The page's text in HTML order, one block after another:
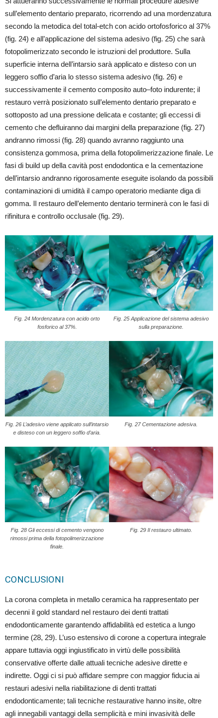
sull’elemento dentario preparato, ricorrendo ad una mordenzatura
secondo la metodica del total-etch con acido ortofosforico al 37%
(fig. 24) e all’applicazione del sistema adesivo (fig. 25) che sarà
fotopolimerizzato secondo le istruzioni del produttore. Sulla
superficie interna dell’intarsio sarà applicato e disteso con un
leggero soffio d’aria lo stesso sistema adesivo (fig. 26) e
successivamente il cemento composito auto–foto indurente; il
restauro verrà posizionato sull’elemento dentario preparato e
sottoposto ad una pressione delicata e costante; gli eccessi di
cemento che defluiranno dai margini della preparazione (fig. 27)
andranno rimossi (fig. 28) quando avranno raggiunto una
consistenza gommosa, prima della fotopolimerizzazione finale. Le
fasi di build up della cavità post endodontica e la cementazione
dell’intarsio andranno rigorosamente eseguite isolando da possibili
contaminazioni di umidità il campo operatorio mediante diga di
gomma. Il restauro dell’elemento dentario terminerà con le fasi di
rifinitura e controllo occlusale (fig. 29).
Fig. 24 Mordenzatura con acido orto
fosforico al 37%.
Fig. 25 Applicazione del sistema adesivo
sulla preparazione.
Fig. 26 L’adesivo viene applicato sull’intarsio
e disteso con un leggero soffio d’aria.
Fig. 27 Cementazione adesiva.
Fig. 28 Gli eccessi di cemento vengono
rimossi prima della fotopolimerizzazione
finale.
Fig. 29 Il restauro ultimato.
CONCLUSIONI
La corona completa in metallo ceramica ha rappresentato per
decenni il gold standard nel restauro dei denti trattati
endodonticamente garantendo affidabilità ed estetica a lungo
termine (28, 29). L’uso estensivo di corone a copertura integrale
appare tuttavia oggi ingiustificato in virtù delle possibilità
conservative offerte dalle attuali tecniche adesive dirette e
indirette. Oggi ci si può affidare sempre con maggior fiducia ai
restauri adesivi nella riabilitazione di denti trattati
endodonticamente; tali tecniche restaurative hanno insite, oltre
agli innegabili vantaggi della semplicità e mini invasività delle